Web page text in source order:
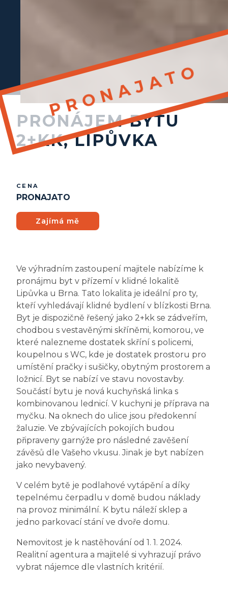
PRONÁJEM BYTU
2+KK, LIPŮVKA
CENA
PRONAJATO
Zajímá mě
Ve výhradním zastoupení majitele nabízíme k
pronájmu byt v přízemí v klidné lokalitě
Lipůvka u Brna. Tato lokalita je ideální pro ty,
kteří vyhledávají klidné bydlení v blízkosti Brna.
Byt je dispozičně řešený jako 2+kk se zádveřím,
chodbou s vestavěnými skříněmi, komorou, ve
které nalezneme dostatek skříní s policemi,
koupelnou s WC, kde je dostatek prostoru pro
umístění pračky i sušičky, obytným prostorem a
ložnicí. Byt se nabízí ve stavu novostavby.
Součástí bytu je nová kuchyňská linka s
kombinovanou lednicí. V kuchyni je příprava na
myčku. Na oknech do ulice jsou předokenní
žaluzie. Ve zbývajících pokojích budou
připraveny garnýže pro následné zavěšení
závěsů dle Vašeho vkusu. Jinak je byt nabízen
jako nevybavený.
V celém bytě je podlahové vytápění a díky
tepelnému čerpadlu v domě budou náklady
na provoz minimální. K bytu náleží sklep a
jedno parkovací stání ve dvoře domu.
Nemovitost je k nastěhování od 1. 1. 2024.
Realitní agentura a majitelé si vyhrazují právo
vybrat nájemce dle vlastních kritérií.